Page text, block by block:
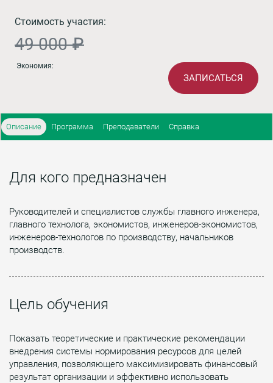
Стоимость участия:
49 000 ₽
Экономия:
ЗАПИСАТЬСЯ
Описание Программа Преподаватели Справка
Для кого предназначен
Руководителей и специалистов службы главного инженера,
главного технолога, экономистов, инженеров-экономистов,
инженеров-технологов по производству, начальников
производств.
Цель обучения
Показать теоретические и практические рекомендации
внедрения системы нормирования ресурсов для целей
управления, позволяющего максимизировать финансовый
результат организации и эффективно использовать